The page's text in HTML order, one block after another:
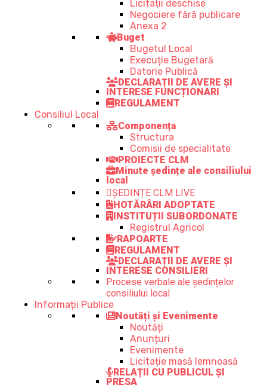
Licitații deschise
Negociere fără publicare
Anexa 2
Buget
Bugetul Local
Execuție Bugetară
Datorie Publică
DECLARAȚII DE AVERE ȘI
INTERESE FUNCȚIONARI
REGULAMENT
Consiliul Local
Componența
Structura
Comisii de specialitate
PROIECTE CLM
Minute ședințe ale consiliului
local
ȘEDINȚE CLM LIVE
HOTĂRÂRI ADOPTATE
INSTITUȚII SUBORDONATE
Registrul Agricol
RAPOARTE
REGULAMENT
DECLARAȚII DE AVERE ȘI
INTERESE CONSILIERI
Procese verbale ale ședințelor
consiliului local
Informații Publice
Noutăți și Evenimente
Noutăți
Anunțuri
Evenimente
Licitație masă lemnoasă
RELAȚII CU PUBLICUL ȘI
PRESA